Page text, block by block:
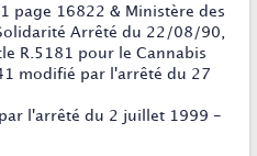
page 16822 & Ministère des
Arrêté du 22/08/90,
R.5181 pour le Cannabis
modifié par l'arrêté du 27
l'arrêté du 2 juillet 1999 -